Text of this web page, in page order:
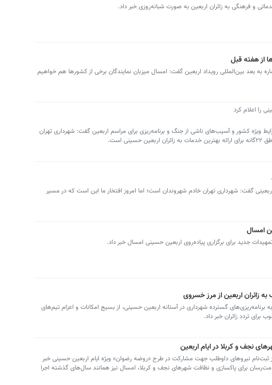
و فرهنگی به زائران اربعین به صورت شبانه‌روزی خبر داد.
از هفته قبل
بعد بین‌المللی رویداد اربعین گفت: امسال میزبان نمایندگان برخی از کشورها هم خواهیم
را اعلام کرد
ویژه کشور و آسیب‌های ناشی از جنگ و برنامه‌ریزی برای مراسم اربعین گفت: شهرداری تهران
است.
گفت: شهرداری تهران خادم شهروندان است؛ اما امروز افتخار ما این است که در مسیر
امسال
جدید برای برگزاری پیاده‌روی اربعین حسینی امسال خبر داد.
زائران اربعین از مرز خسروی
برنامه‌ریزی‌های گسترده شهرداری در آستانه اربعین حسینی، از بسیج امکانات و اعزام تیم‌های
تردد زائران خبر داد.
نجف و کربلا در ایام اربعین
ثبت‌نام نیروهای داوطلب جهت مشارکت در طرح «روضه رضوان» ویژه ایام اربعین حسینی خبر
برای پاکسازی و نظافت شهرهای نجف و کربلا، امسال نیز همانند سال‌های گذشته اجرا